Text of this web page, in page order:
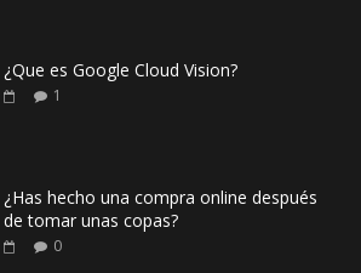
¿Que es Google Cloud Vision?
1
¿Has hecho una compra online después
de tomar unas copas?
0